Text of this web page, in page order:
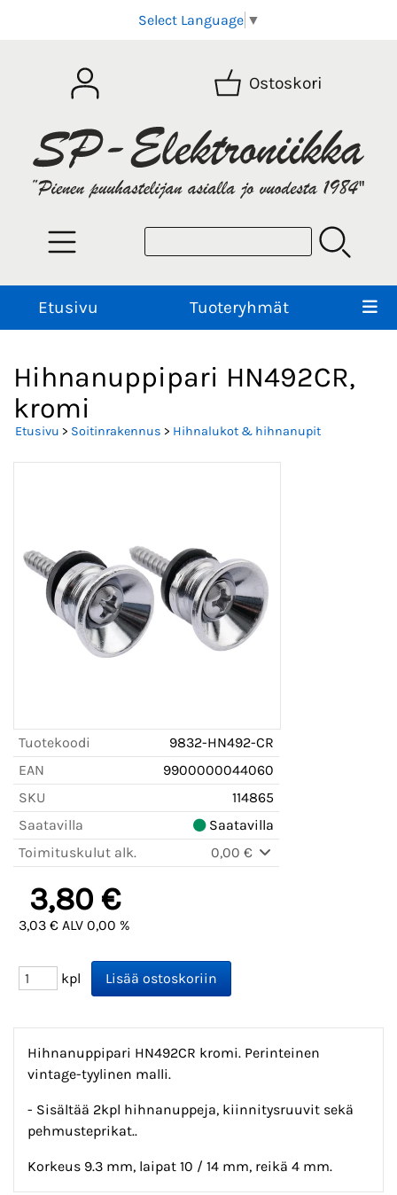
Select Language ▼
Ostoskori
Etusivu Tuoteryhmät
Hihnanuppipari HN492CR,
kromi
Etusivu > Soitinrakennus > Hihnalukot & hihnanupit
Tuotekoodi
9832-HN492-CR
EAN
9900000044060
SKU
114865
Saatavilla
Saatavilla
Toimituskulut alk.
0,00 €
3,80 €
3,03 € ALV 0,00 %
kpl
Hihnanuppipari HN492CR kromi. Perinteinen
vintage-tyylinen malli.
- Sisältää 2kpl hihnanuppeja, kiinnitysruuvit sekä
pehmusteprikat..
Korkeus 9.3 mm, laipat 10 / 14 mm, reikä 4 mm.